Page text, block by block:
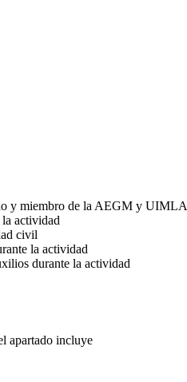
y miembro de la AEGM y UIMLA
actividad
civil
la actividad
durante la actividad
apartado incluye